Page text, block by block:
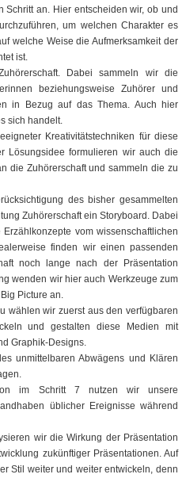
an. Hier entscheiden wir, ob und
um welchen Charakter es
welche Weise die Aufmerksamkeit der
ist.
Dabei sammeln wir die
beziehungsweise Zuhörer und
in Bezug auf das Thema. Auch hier
sich handelt.
Kreativitätstechniken für diese
Lösungsidee formulieren wir auch die
die Zuhörerschaft und sammeln die zu
des bisher gesammelten
Zuhörerschaft ein Storyboard. Dabei
vom wissenschaftlichen
finden wir einen passenden
noch lange nach der Präsentation
wenden wir hier auch Werkzeuge zum
Picture an.
wählen wir zuerst aus den verfügbaren
und gestalten diese Medien mit
Graphik-Designs.
unmittelbaren Abwägens und Klären
im Schritt 7 nutzen wir unsere
üblicher Ereignisse während
wir die Wirkung der Präsentation
zukünftiger Präsentationen. Auf
Stil weiter und weiter entwickeln, denn